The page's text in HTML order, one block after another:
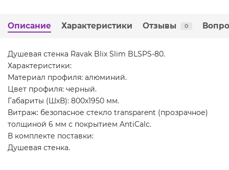
Описание Характеристики Отзывы 0
Душевая стенка Ravak Blix Slim BLSPS-80.
Характеристики:
Материал профиля: алюминий.
Цвет профиля: черный.
Габариты (ШхВ): 800х1950 мм.
Витраж: безопасное стекло transparent (прозрачное)
толщиной 6 мм с покрытием AntiCalc.
В комплекте поставки:
Душевая стенка.